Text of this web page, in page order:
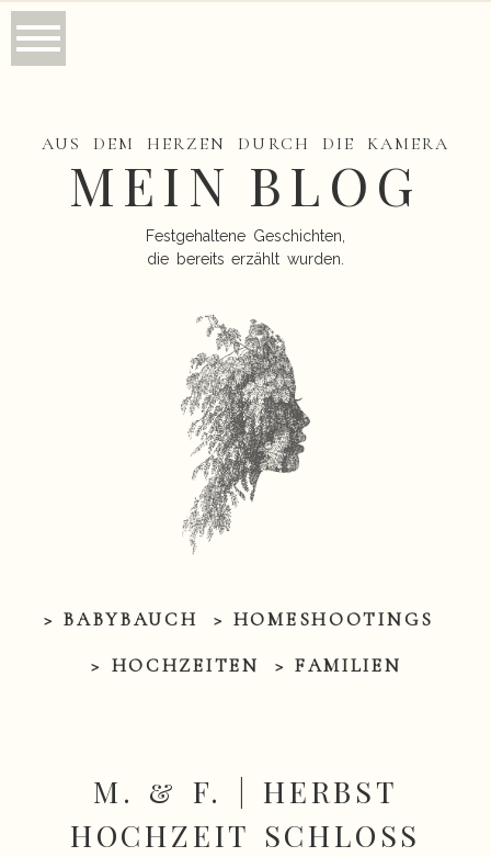
AUS DEM HERZEN DURCH DIE KAMERA
MEIN BLOG
Festgehaltene Geschichten,
die bereits erzählt wurden.
> BABYBAUCH
> HOMESHOOTINGS
> HOCHZEITEN
> FAMILIEN
M. & F. | HERBST
HOCHZEIT SCHLOSS